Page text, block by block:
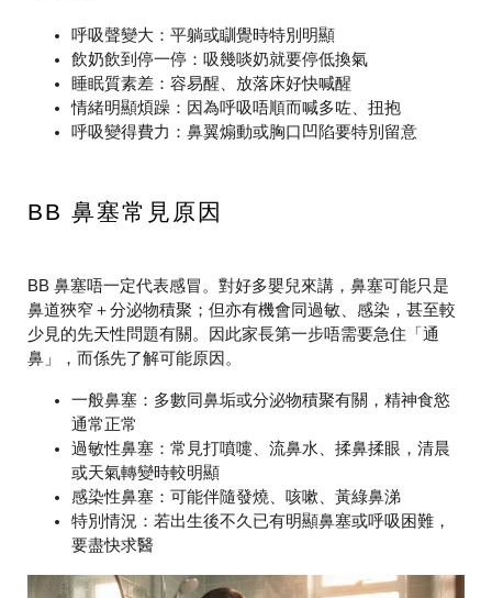
呼吸聲變大 ：平躺或瞓覺時特別明顯
飲奶飲到停一停 ：吸幾啖奶就要停低換氣
睡眠質素差 ：容易醒、放落床好快喊醒
情緒明顯煩躁 ：因為呼吸唔順而喊多咗、扭抱
呼吸變得費力 ：鼻翼煽動或胸口凹陷要特別留意
BB 鼻塞常見原因
BB 鼻塞唔一定代表感冒。對好多嬰兒來講，鼻塞可能只是
鼻道狹窄＋分泌物積聚；但亦有機會同過敏、感染，甚至較
少見的先天性問題有關。因此家長第一步唔需要急住「通
鼻」，而係先了解可能原因。
一般鼻塞 ：多數同鼻垢或分泌物積聚有關，精神食慾
通常正常
過敏性鼻塞 ：常見打噴嚏、流鼻水、揉鼻揉眼，清晨
或天氣轉變時較明顯
感染性鼻塞 ：可能伴隨發燒、咳嗽、黃綠鼻涕
特別情況 ：若出生後不久已有明顯鼻塞或呼吸困難，
要盡快求醫